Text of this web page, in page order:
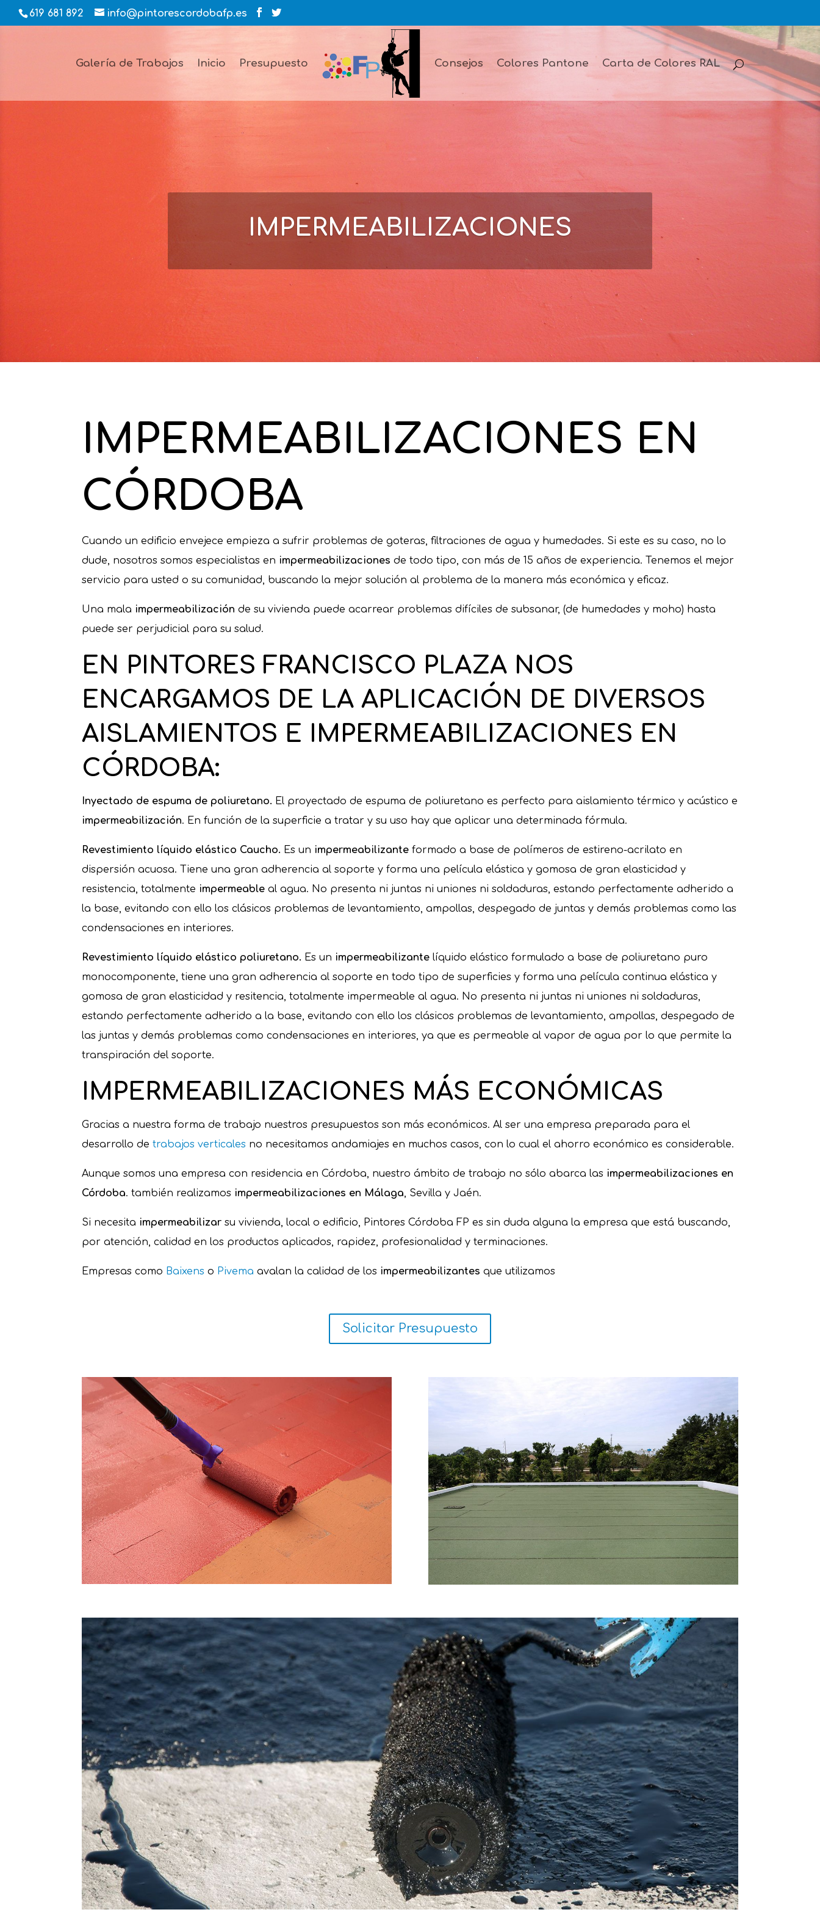
619 681 892 info@pintorescordobafp.es
Galería de Trabajos Inicio Presupuesto Consejos Colores Pantone Carta de Colores RAL
IMPERMEABILIZACIONES
IMPERMEABILIZACIONES EN
CÓRDOBA
Cuando un edificio envejece empieza a sufrir problemas de goteras, filtraciones de agua y humedades. Si este es su caso, no lo
dude, nosotros somos especialistas en impermeabilizacionesde todo tipo, con más de 15 años de experiencia. Tenemos el mejor
servicio para usted o su comunidad, buscando la mejor solución al problema de la manera más económica y eficaz.
Una mala impermeabilizaciónde su vivienda puede acarrear problemas difíciles de subsanar, (de humedades y moho) hasta
puede ser perjudicial para su salud.
EN PINTORES FRANCISCO PLAZA NOS
ENCARGAMOS DE LA APLICACIÓN DE DIVERSOS
AISLAMIENTOS E IMPERMEABILIZACIONES EN
CÓRDOBA:
Inyectado de espuma de poliuretano. El proyectado de espuma de poliuretano es perfecto para aislamiento térmico y acústico e
impermeabilización. En función de la superficie a tratar y su uso hay que aplicar una determinada fórmula.
Revestimiento líquido elástico Caucho. Es un impermeabilizante formado a base de polímeros de estireno-acrilato en
dispersión acuosa. Tiene una gran adherencia al soporte y forma una película elástica y gomosa de gran elasticidad y
resistencia, totalmente impermeable al agua. No presenta ni juntas ni uniones ni soldaduras, estando perfectamente adherido a
la base, evitando con ello los clásicos problemas de levantamiento, ampollas, despegado de juntas y demás problemas como las
condensaciones en interiores.
Revestimiento líquido elástico poliuretano. Es un impermeabilizante líquido elástico formulado a base de poliuretano puro
monocomponente, tiene una gran adherencia al soporte en todo tipo de superficies y forma una película continua elástica y
gomosa de gran elasticidad y resitencia, totalmente impermeable al agua. No presenta ni juntas ni uniones ni soldaduras,
estando perfectamente adherido a la base, evitando con ello los clásicos problemas de levantamiento, ampollas, despegado de
las juntas y demás problemas como condensaciones en interiores, ya que es permeable al vapor de agua por lo que permite la
transpiración del soporte.
IMPERMEABILIZACIONES MÁS ECONÓMICAS
Gracias a nuestra forma de trabajo nuestros presupuestos son más económicos. Al ser una empresa preparada para el
desarrollo detrabajos verticales no necesitamos andamiajes en muchos casos, con lo cual el ahorro económico es considerable.
Aunque somos una empresa con residencia en Córdoba, nuestro ámbito de trabajo no sólo abarca las impermeabilizaciones en
Córdoba. también realizamos impermeabilizaciones en Málaga, Sevilla y Jaén.
Si necesita impermeabilizar su vivienda, local o edificio, Pintores Córdoba FP es sin duda alguna la empresa que está buscando,
por atención, calidad en los productos aplicados, rapidez, profesionalidad y terminaciones.
Empresas como Baixens o Pivemaavalan la calidad de los impermeabilizantes que utilizamos
Solicitar Presupuesto